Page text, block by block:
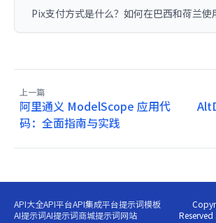
Pix支付方式是什么？如何在巴西和荷兰使
上一篇
阿里通义 ModelScope 应用代
码：全面指南与实践
API大全API平台API集成平台提示词模板
AI提示词AI提示词商城提示词网站